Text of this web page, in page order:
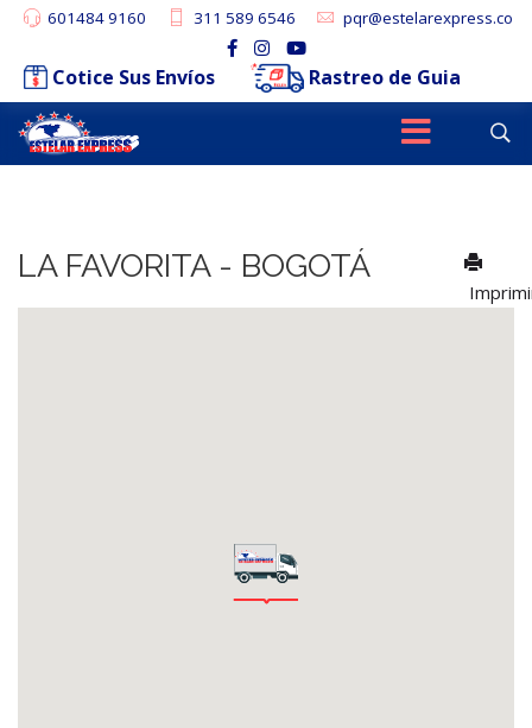
601484 9160 311 589 6546 pqr@estelarexpress.co
Cotice Sus Envíos Rastreo de Guia
LA FAVORITA - BOGOTÁ